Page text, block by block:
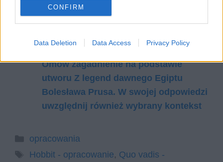
CONFIRM
Data Deletion Data Access Privacy Policy
Dalsze losy Bilba Bagginsa po
zakończeniu Hobbita
Opis uczty u Nerona
Omów zagadnienie na podstawie
utworu Z legend dawnego Egiptu
Bolesława Prusa. W swojej odpowiedzi
uwzględnij również wybrany kontekst
Kategorie
opracowania
Tagi
Hobbit - opracowanie, Quo vadis -